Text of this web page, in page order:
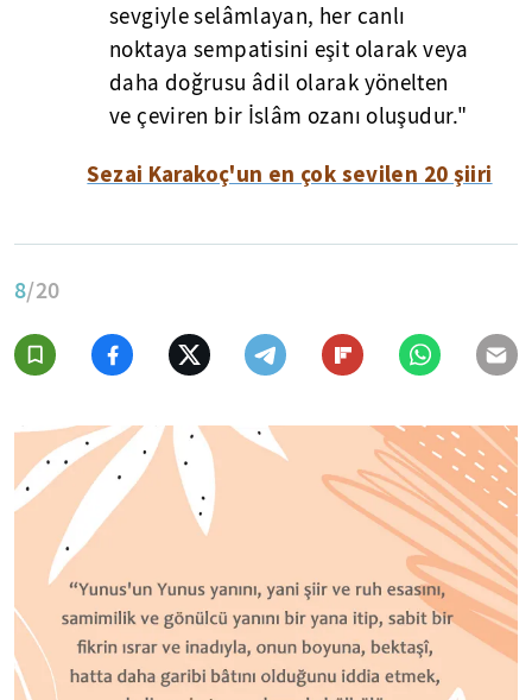
sevgiyle selâmlayan, her canlı
noktaya sempatisini eşit olarak veya
daha doğrusu âdil olarak yönelten
ve çeviren bir İslâm ozanı oluşudur."
Sezai Karakoç'un en çok sevilen 20 şiiri
8/20